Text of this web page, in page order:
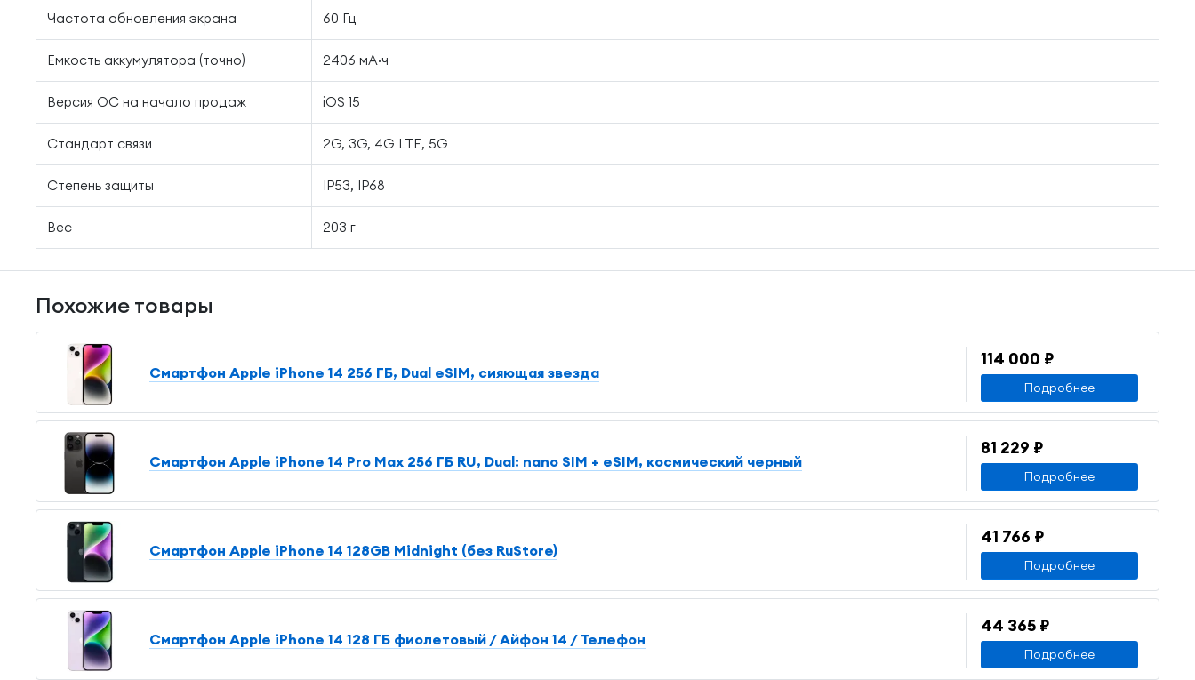
Частота обновления экрана 60 Гц
Емкость аккумулятора (точно) 2406 мА·ч
Версия ОС на начало продаж iOS 15
Стандарт связи 2G, 3G, 4G LTE, 5G
Степень защиты IP53, IP68
Вес 203 г
Похожие товары
Смартфон Apple iPhone 14 256 ГБ, Dual еSIM, сияющая звезда
114 000 ₽
Подробнее
Смартфон Apple iPhone 14 Pro Max 256 ГБ RU, Dual: nano SIM + eSIM, космический черный
81 229 ₽
Подробнее
Смартфон Apple iPhone 14 128GB Midnight (без RuStore)
41 766 ₽
Подробнее
Смартфон Apple iPhone 14 128 ГБ фиолетовый / Айфон 14 / Телефон
44 365 ₽
Подробнее